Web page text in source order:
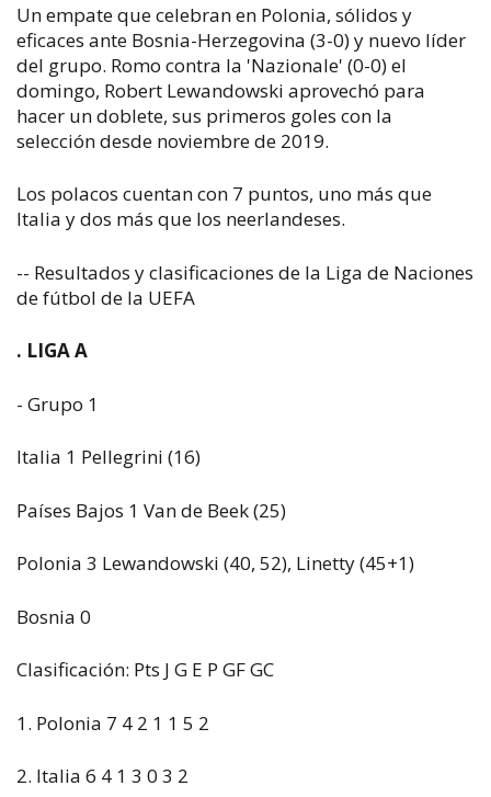
Un empate que celebran en Polonia, sólidos y
eficaces ante Bosnia-Herzegovina (3-0) y nuevo líder
del grupo. Romo contra la 'Nazionale' (0-0) el
domingo, Robert Lewandowski aprovechó para
hacer un doblete, sus primeros goles con la
selección desde noviembre de 2019.
Los polacos cuentan con 7 puntos, uno más que
Italia y dos más que los neerlandeses.
-- Resultados y clasificaciones de la Liga de Naciones
de fútbol de la UEFA
. LIGA A
- Grupo 1
Italia 1 Pellegrini (16)
Países Bajos 1 Van de Beek (25)
Polonia 3 Lewandowski (40, 52), Linetty (45+1)
Bosnia 0
Clasificación: Pts J G E P GF GC
1. Polonia 7 4 2 1 1 5 2
2. Italia 6 4 1 3 0 3 2